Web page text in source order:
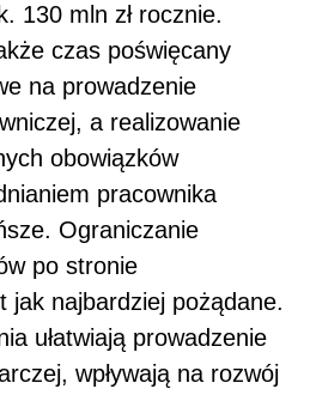
130 mln zł rocznie.
czas poświęcany
na prowadzenie
a realizowanie
obowiązków
pracownika
Ograniczanie
po stronie
jak najbardziej pożądane.
ułatwiają prowadzenie
wpływają na rozwój